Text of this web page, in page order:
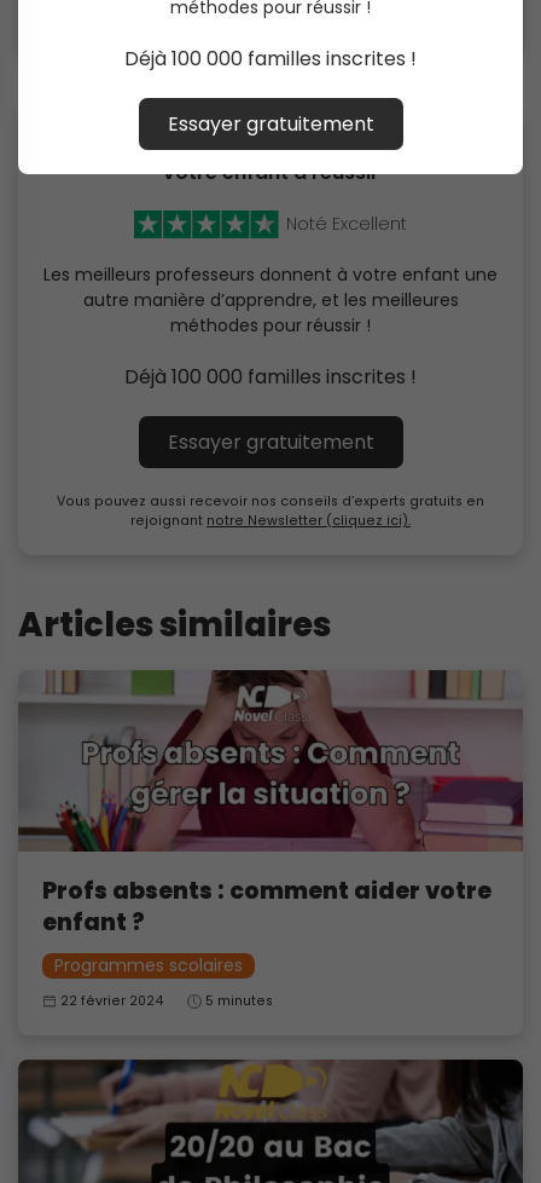
Découvrez la meilleure solution pour aider
votre enfant à réussir
Noté Excellent
Les meilleurs professeurs donnent à votre enfant une
autre manière d’apprendre, et les meilleures
méthodes pour réussir !
Déjà 100 000 familles inscrites !
Essayer gratuitement
Vous pouvez aussi recevoir nos conseils d’experts gratuits en
rejoignant notre Newsletter (cliquez ici).
Articles similaires
Profs absents : comment aider votre
enfant ?
Programmes scolaires
22 février 2024 5 minutes
méthodes pour réussir !
Déjà 100 000 familles inscrites !
Essayer gratuitement